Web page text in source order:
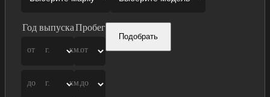
Год выпуска
от г.
до г.
Пробег
от
км.
до
км.
Подобрать